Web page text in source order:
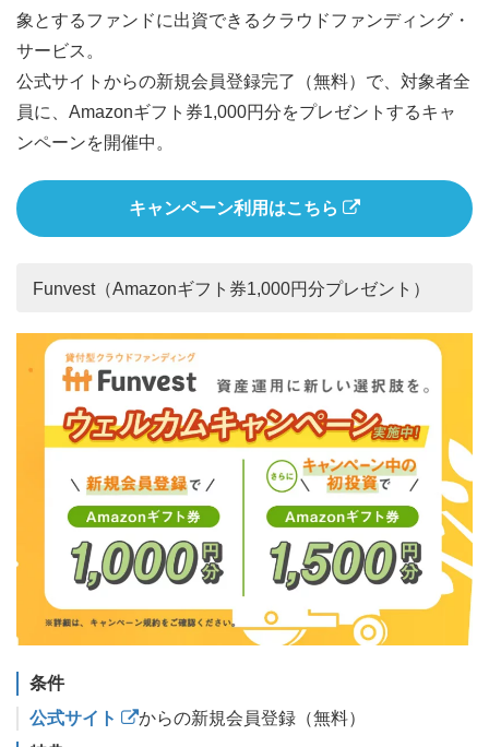
象とするファンドに出資できるクラウドファンディング・
サービス。
公式サイトからの新規会員登録完了（無料）で、対象者全
員に、Amazonギフト券1,000円分をプレゼントするキャ
ンペーンを開催中。
キャンペーン利用はこちら
Funvest（Amazonギフト券1,000円分プレゼント）
条件
公式サイト
からの新規会員登録（無料）